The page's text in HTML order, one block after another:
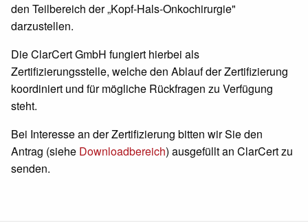
den Teilbereich der „Kopf-Hals-Onkochirurgie"
darzustellen.
Die ClarCert GmbH fungiert hierbei als
Zertifizierungsstelle, welche den Ablauf der Zertifizierung
koordiniert und für mögliche Rückfragen zu Verfügung
steht.
Bei Interesse an der Zertifizierung bitten wir Sie den
Antrag (siehe Downloadbereich) ausgefüllt an ClarCert zu
senden.